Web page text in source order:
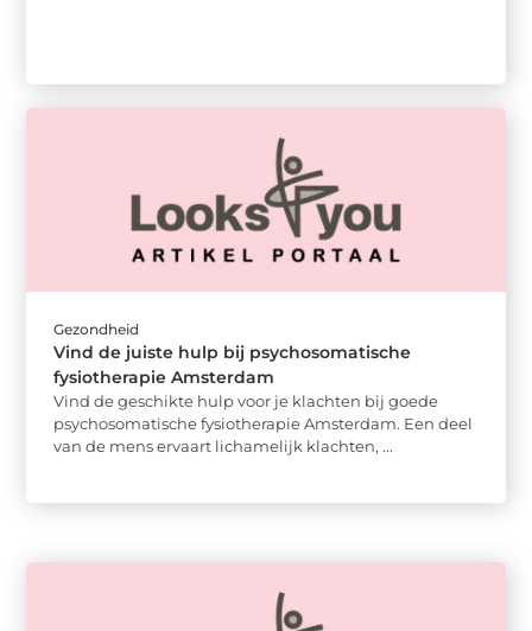
Gezondheid
Vind de juiste hulp bij psychosomatische
fysiotherapie Amsterdam
Vind de geschikte hulp voor je klachten bij goede
psychosomatische fysiotherapie Amsterdam. Een deel
van de mens ervaart lichamelijk klachten, ...